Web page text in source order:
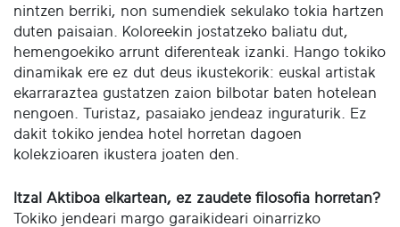
nintzen berriki, non sumendiek sekulako tokia hartzen
duten paisaian. Koloreekin jostatzeko baliatu dut,
hemengoekiko arrunt diferenteak izanki. Hango tokiko
dinamikak ere ez dut deus ikustekorik: euskal artistak
ekarraraztea gustatzen zaion bilbotar baten hotelean
nengoen. Turistaz, pasaiako jendeaz inguraturik. Ez
dakit tokiko jendea hotel horretan dagoen
kolekzioaren ikustera joaten den.
Itzal Aktiboa elkartean, ez zaudete filosofia horretan?
Tokiko jendeari margo garaikideari oinarrizko